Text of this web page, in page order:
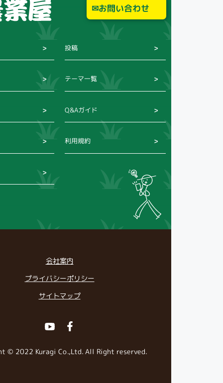
お問い合わせ
投稿
テーマ一覧
Q&Aガイド
利用規約
会社案内
プライバシーポリシー
サイトマップ
YoutubeFacebook
© 2022 Kuragi Co.,Ltd. All Right reserved.